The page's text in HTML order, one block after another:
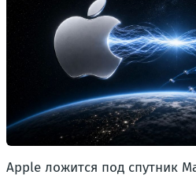
Apple ложится под спутник